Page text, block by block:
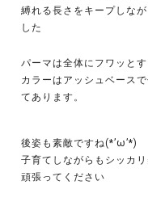
縛れる長さをキープしな
した
パーマは全体にフワッと
カラーはアッシュベース
てあります。
後姿も素敵ですね(*’ω’*)
子育てしながらもシッカ
頑張ってください